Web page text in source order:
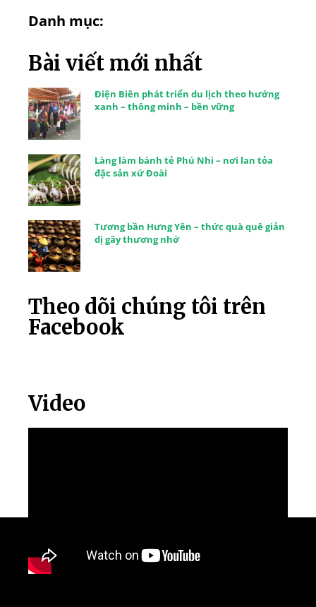
Danh mục:
Bài viết mới nhất
Điện Biên phát triển du lịch theo hướng
xanh – thông minh – bền vững
Làng làm bánh tẻ Phú Nhi – nơi lan tỏa
đặc sản xứ Đoài
Tương bần Hưng Yên – thức quà quê giản
dị gây thương nhớ
Theo dõi chúng tôi trên
Facebook
Video